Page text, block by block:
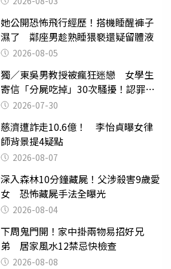
她公開恐怖飛行經歷！搭機睡醒褲子
濕了 鄰座男趁熟睡猥褻還疑留體液
2026-08-05
獨／東吳男教授被瘋狂迷戀 女學生
寄信「分屍吃掉」30次騷擾！認罪免
關 2026-07-30
慈濟遭詐走10.6億！ 李怡貞曝女律
師背景提4疑點
2026-08-07
深入森林10分鐘藏屍！父涉殺害9歲愛
女 恐怖藏屍手法全曝光
2026-08-04
下周鬼門開！家中掛兩物易招好兄
弟 居家風水12禁忌快檢查
2026-08-08